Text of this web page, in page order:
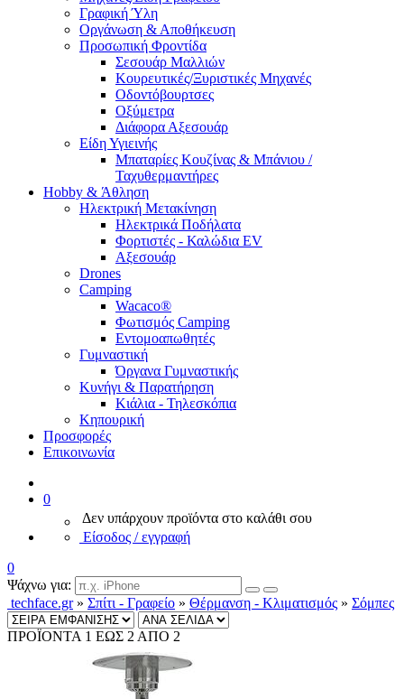
Γραφική Ύλη
Οργάνωση & Αποθήκευση
Προσωπική Φροντίδα
Σεσουάρ Μαλλιών
Κουρευτικές/Ξυριστικές Μηχανές
Οδοντόβουρτσες
Οξύμετρα
Διάφορα Αξεσουάρ
Είδη Υγιεινής
Μπαταρίες Κουζίνας & Μπάνιου /
Ταχυθερμαντήρες
Ηobby & Άθληση
Ηλεκτρική Μετακίνηση
Ηλεκτρικά Ποδήλατα
Φορτιστές - Καλώδια EV
Αξεσουάρ
Drones
Camping
Wacaco®
Φωτισμός Camping
Εντομοαπωθητές
Γυμναστική
Όργανα Γυμναστικής
Κυνήγι & Παρατήρηση
Κιάλια - Τηλεσκόπια
Κηπουρική
Προσφορές
Επικοινωνία
0
Δεν υπάρχουν προϊόντα στο καλάθι σου
Είσοδος / εγγραφή
0
Ψάχνω για:
techface.gr» Σπίτι - Γραφείο » Θέρμανση - Κλιματισμός » Σόμπες
ΠΡΟΪΟΝΤΑ 1 ΕΩΣ 2 ΑΠΟ 2